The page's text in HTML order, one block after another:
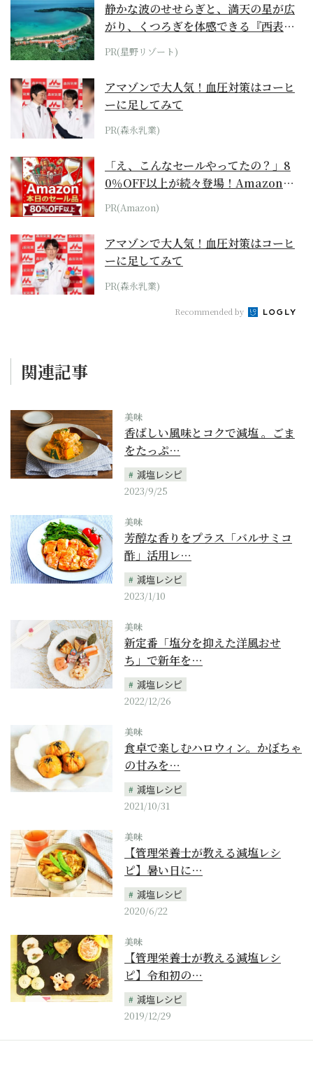
静かな波のせせらぎと、満天の星が広
がり、くつろぎを体感できる『西表島
ホテル by...
PR(星野リゾート)
アマゾンで大人気！血圧対策はコーヒ
ーに足してみて
PR(森永乳業)
「え、こんなセールやってたの？」8
0％OFF以上が続々登場！Amazonの
本気が...
PR(Amazon)
アマゾンで大人気！血圧対策はコーヒ
ーに足してみて
PR(森永乳業)
Recommended by
関連記事
美味
香ばしい風味とコクで減塩 。ごま
をたっぷ…
減塩レシピ
2023/9/25
美味
芳醇な香りをプラス「バルサミコ
酢」活用レ…
減塩レシピ
2023/1/10
美味
新定番「塩分を抑えた洋風おせ
ち」で新年を…
減塩レシピ
2022/12/26
美味
食卓で楽しむハロウィン。かぼちゃ
の甘みを…
減塩レシピ
2021/10/31
美味
【管理栄養士が教える減塩レシ
ピ】暑い日に…
減塩レシピ
2020/6/22
美味
【管理栄養士が教える減塩レシ
ピ】令和初の…
減塩レシピ
2019/12/29